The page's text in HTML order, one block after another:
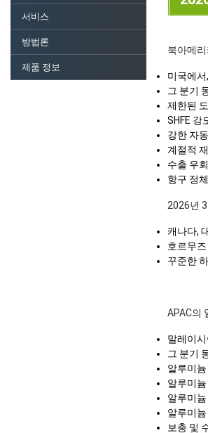
서비스
방법론
제품 정보
북아메
미국에
그 분기
제한된
SHFE 강
강한 자
계절적
수출 우
항구 정
2026년
캐나다,
호르무
꾸준한
APAC의
말레이
그 분기
알루미
알루미
알루미
알루미
보충 및